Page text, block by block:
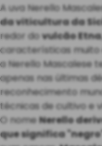
A uva Nerello
da viticultura da
redor dovulcão Etna
características muito
a Nerello Mascalese
apenas nas últimas
reconhecimento
técnicas de cultivo e
O nomeNerello
que significa